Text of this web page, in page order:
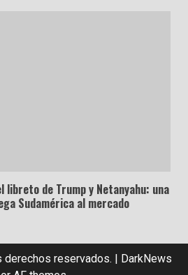
libreto de Trump y Netanyahu: una
Sudamérica al mercado
reservados. | DarkNews